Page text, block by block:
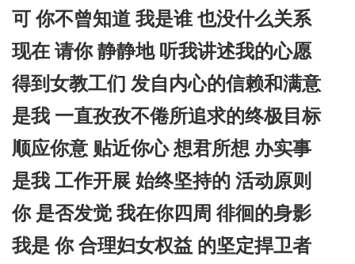
可 你不曾知道 我是谁 也没什么关系
现在 请你 静静地 听我讲述我的心愿
得到女教工们 发自内心的信赖和满意
是我 一直孜孜不倦所追求的终极目标
顺应你意 贴近你心 想君所想 办实事
是我 工作开展 始终坚持的 活动原则
你 是否发觉 我在你四周 徘徊的身影
我是 你 合理妇女权益 的坚定捍卫者